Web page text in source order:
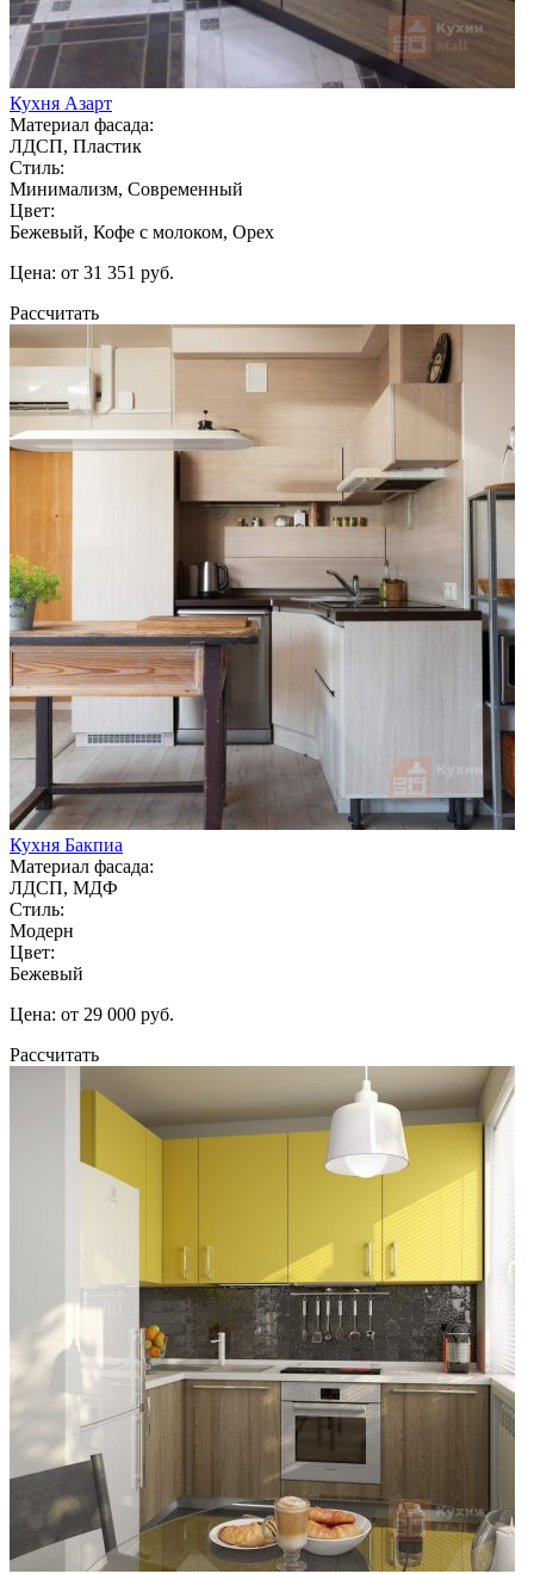
Кухня Азарт
Материал фасада:
ЛДСП, Пластик
Стиль:
Минимализм, Современный
Цвет:
Бежевый, Кофе с молоком, Орех
Цена: от 31 351 руб.
Рассчитать
Кухня Бакпиа
Материал фасада:
ЛДСП, МДФ
Стиль:
Модерн
Цвет:
Бежевый
Цена: от 29 000 руб.
Рассчитать